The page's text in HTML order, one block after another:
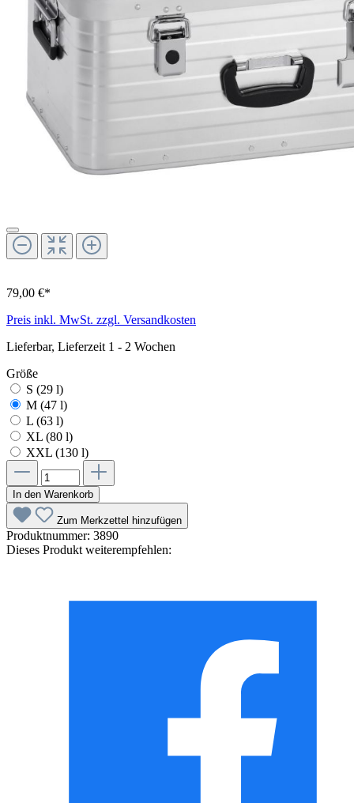
79,00 €*
Preis inkl. MwSt. zzgl. Versandkosten
Lieferbar, Lieferzeit 1 - 2 Wochen
Größe
S (29 l)
M (47 l)
L (63 l)
XL (80 l)
XXL (130 l)
In den Warenkorb
Zum Merkzettel hinzufügen
Produktnummer: 3890
Dieses Produkt weiterempfehlen: